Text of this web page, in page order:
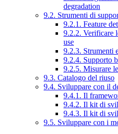
degradation
9.2. Strumenti di
9.2.1. Feature
9.2.2. Verificare
use
9.2.3. Strumenti
9.2.4. Supporto
9.2.5. Misurare
9.3. Catalogo del riuso
9.4. Sviluppare con il
9.4.1. Il
9.4.2. Il kit di
9.4.3. Il kit di
9.5. Sviluppare con i